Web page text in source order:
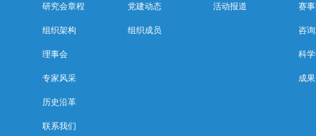
研究会章程
组织架构
理事会
专家风采
历史沿革
联系我们
党建动态
组织成员
活动报道 赛
咨
科
成